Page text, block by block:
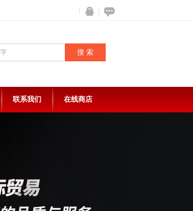
联系我们 在线商店